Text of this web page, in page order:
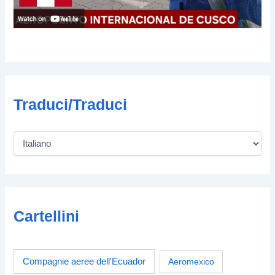
Traduci/Traduci
Cartellini
Compagnie aeree dell'Ecuador Aeromexico